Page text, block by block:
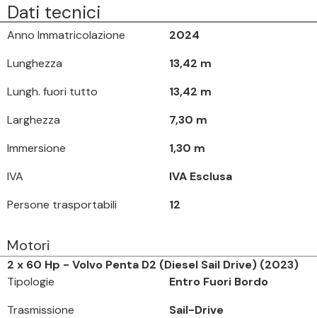
Dati tecnici
Anno Immatricolazione
2024
Lunghezza
13,42 m
Lungh. fuori tutto
13,42 m
Larghezza
7,30 m
Immersione
1,30 m
IVA
IVA Esclusa
Persone trasportabili
12
Motori
2 x 60 Hp - Volvo Penta D2 (Diesel Sail Drive) (2023)
Tipologie
Entro Fuori Bordo
Trasmissione
Sail-Drive